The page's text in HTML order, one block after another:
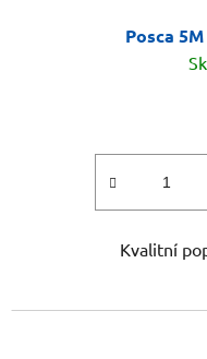
Posca
Kvalitní